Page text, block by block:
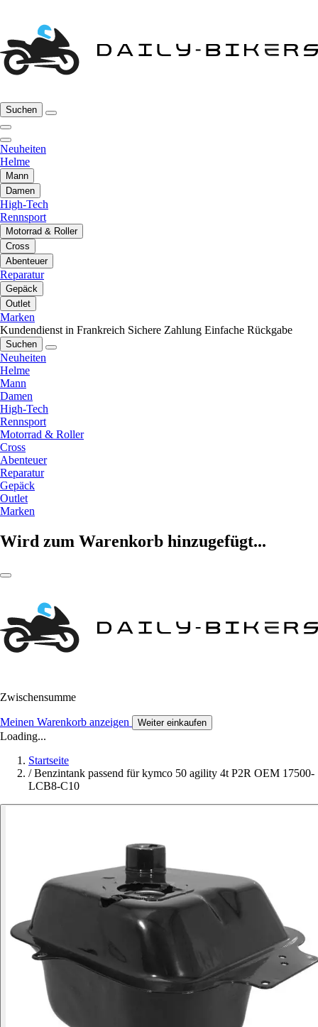
Suchen
Neuheiten
Helme
Mann
Damen
High-Tech
Rennsport
Motorrad & Roller
Cross
Abenteuer
Reparatur
Gepäck
Outlet
Marken
Kundendienst in Frankreich Sichere Zahlung Einfache Rückgabe
Suchen
Neuheiten
Helme
Mann
Damen
High-Tech
Rennsport
Motorrad & Roller
Cross
Abenteuer
Reparatur
Gepäck
Outlet
Marken
Wird zum Warenkorb hinzugefügt...
Zwischensumme
Meinen Warenkorb anzeigen Weiter einkaufen
Loading...
Startseite
/ Benzintank passend für kymco 50 agility 4t P2R OEM 17500-
LCB8-C10